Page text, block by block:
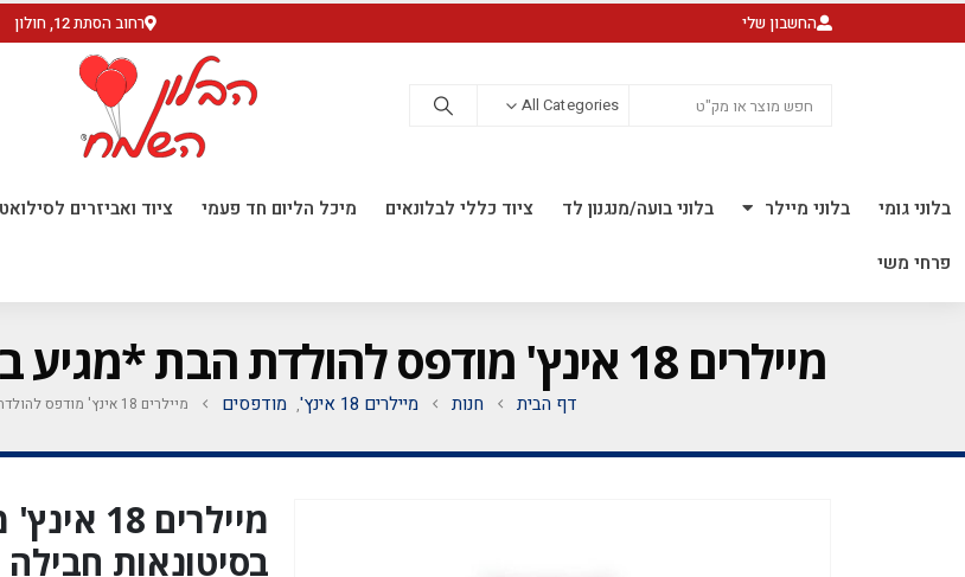
החשבון שלי רחוב הסתת 12, חולון
All Categories
בלוני גומי בלוני מיילר בלוני בועה/מנגנון לד ציוד כללי לבלונאים מיכל הליום חד פעמי ציוד ואביזרים לסילואט
פרחי משי
מיילרים 18 אינץ' מודפס להולדת הבת *מגיע בסיטונאות חבילה של 5 יח' *
דף הבית חנות מיילרים 18 אינץ' , מודפסים מיילרים 18 אינץ' מודפס להולדת הבת *מגיע בסיטונאות חבילה של 5 יח' *
בסיטונאות חבילה של 5